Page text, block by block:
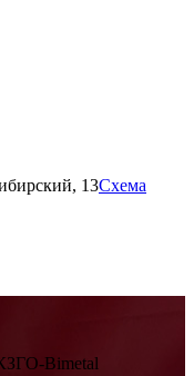
13Схема
Bimetal